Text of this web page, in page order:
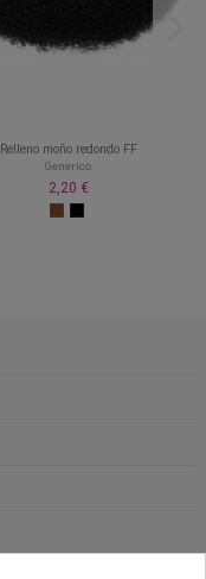
Relleno moño redondo FF
Generico
2,20 €